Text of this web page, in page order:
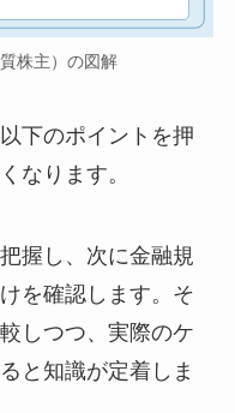
株主）の図解
下のポイントを押
なります。
握し、次に金融規
を確認します。そ
しつつ、実際のケ
と知識が定着しま